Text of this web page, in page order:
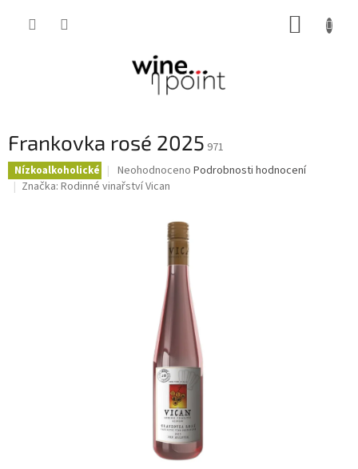
Frankovka rosé 2025 971
Nízkoalkoholické
Průměrné
hodnocení
hvězdiček.
Neohodnoceno Podrobnosti hodnocení
Značka: Rodinné vinařství Vican